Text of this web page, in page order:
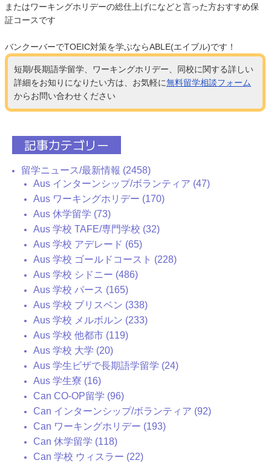
またはワーキングホリデーの総仕上げになどと言った方おすすめ保
証コースです
バンクーバーでTOEIC対策を学ぶならABLE(エイブル)です！
短期/長期語学留学、ワーキングホリデー、同校に関する詳しい
詳細をお知りになりたい方は、お気軽に無料留学相談フォーム
からお問い合わせください
記事カテゴリー
留学ニュース/最新情報 (2458)
Aus インターンシップ/ボランティア (47)
Aus ワーキングホリデー (170)
Aus 休学留学 (73)
Aus 学校 TAFE/専門学校 (32)
Aus 学校 アデレード (65)
Aus 学校 ゴールドコースト (228)
Aus 学校 シドニー (486)
Aus 学校 パース (165)
Aus 学校 ブリスベン (338)
Aus 学校 メルボルン (233)
Aus 学校 他都市 (119)
Aus 学校 大学 (20)
Aus 学生ビザで長期語学留学 (24)
Aus 学生寮 (16)
Can CO-OP留学 (96)
Can インターンシップ/ボランティア (92)
Can ワーキングホリデー (193)
Can 休学留学 (118)
Can 学校 ウィスラー (22)